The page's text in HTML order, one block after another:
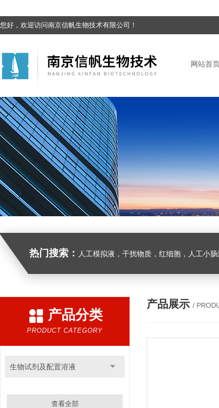
您好，欢迎访问南京信帆生物技术有限公司！
网站首
热门搜索： 人工模拟液，干扰物质，红细胞，人工小
产品分类
PRODUCT CATEGORY
生物试剂及配置溶液
查看全部
产品展示 /